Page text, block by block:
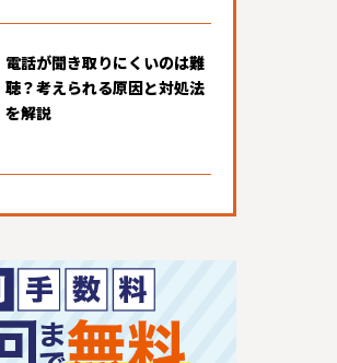
電話が聞き取りにくいのは難
聴？考えられる原因と対処法
を解説